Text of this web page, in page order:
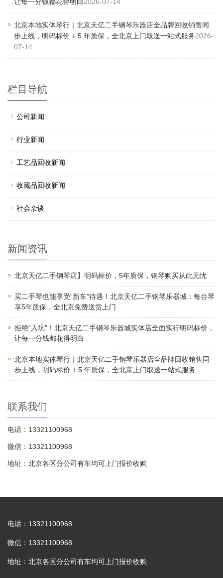
北京本地实体琴行｜北京天亿二手钢琴乐器店全品牌回收销售同
步上线，明码标价 + 5 年质保，全北京上门取送一站式服务2026-
07-14
栏目导航
公司新闻
行业新闻
工艺品回收新闻
收藏品回收新闻
社会杂谈
新闻资讯
北京天亿二手钢琴店】明码标价，5年质保，钢琴购买从此无忧
买二手琴也能享受“新车”待遇！北京天亿二手钢琴乐器城：每台琴
享5年质保，全北京免费送货上门
拒绝“入坑”！北京天亿二手钢琴乐器城实体店全面实行明码标价，
让每一分钱都花得明白
北京本地实体琴行｜北京天亿二手钢琴乐器店全品牌回收销售同
步上线，明码标价 + 5 年质保，全北京上门取送一站式服务
联系我们
电话：13321100968
微信：13321100968
地址：北京各区分公司有车均可上门报价收购
电话：13321100968
微信：13321100968
地址：北京各区分公司有车均可上门报价收购